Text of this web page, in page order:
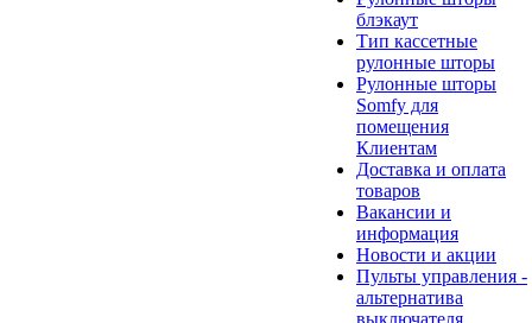
блэкаут
Тип кассетные
рулонные шторы
Рулонные шторы
Somfy для
помещения
Клиентам
Доставка и оплата
товаров
Вакансии и
информация
Новости и акции
Пульты управления -
альтернатива
выключателя